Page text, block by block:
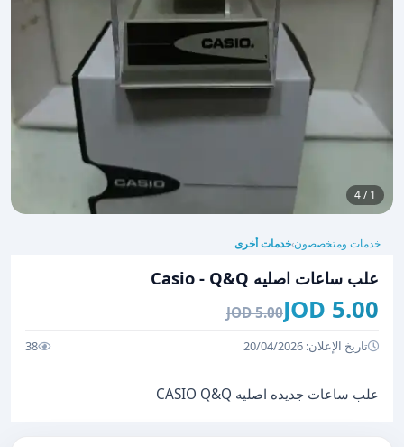
1 / 4
خدمات ومتخصصون›خدمات أخرى
علب ساعات اصليه Casio - Q&Q
5.00 JOD
5.00 JOD
تاريخ الإعلان: 20/04/2026 38
علب ساعات جديده اصليه CASIO Q&Q